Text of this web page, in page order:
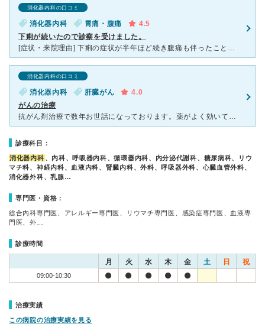
消化器内科の口コミ
消化器内科 胃痛・腹痛
4.5
下痢が続いたので診察を受けました。
[症状・来院理由] 下痢の症状が半年ほど続き腹痛も伴ったことから近くの病院で診察を受けて、こちらの病院を紹介してもらいました。病名は伏せますが難病との診断を受けましたので入院することになりました。入
消化器内科の口コミ
消化器内科 肝臓がん
4.0
がんの治療
抗がん剤治療で数年お世話になっております。薬がよく効いて回復傾向にあります。信頼出来るドクターと出会えて良かったと思っています。入院中も看護師さんは優しくて心配り気遣いが素晴らしいです。完治するまでし
診療科目：
消化器内科 、内科、呼吸器内科、循環器内科、内分泌代謝科、糖尿病科、リウ
マチ科、神経内科、血液内科、腎臓内科、外科、呼吸器外科、心臓血管外科、
消化器外科、乳腺…
専門医・資格：
総合内科専門医、アレルギー専門医、リウマチ専門医、感染症専門医、血液専
門医、外…
診療時間
月 火 水 木 金 土 日 祝
09:00-10:30
治療実績
この病院の治療実績を見る